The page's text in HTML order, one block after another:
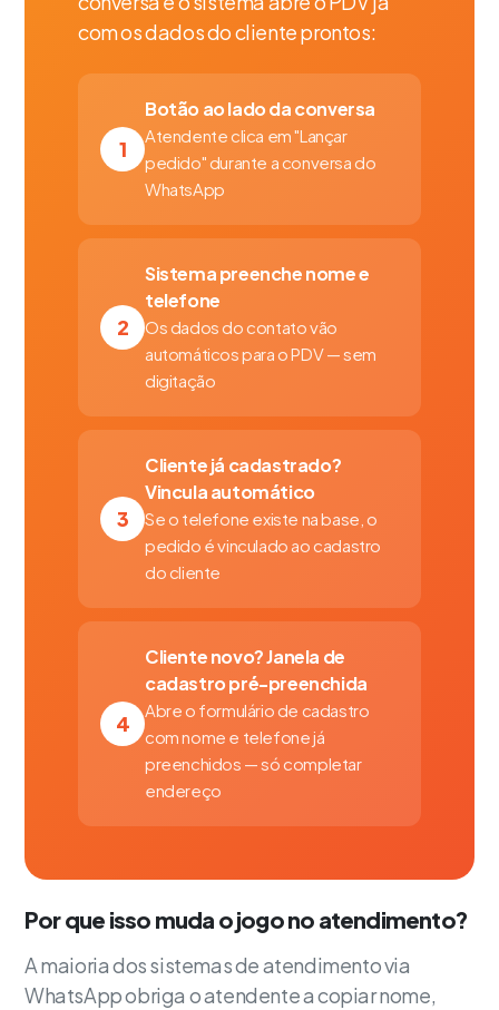
com os dados do cliente prontos:
1
Botão ao lado da conversa
Atendente clica em "Lançar
pedido" durante a conversa do
WhatsApp
2
Sistema preenche nome e
telefone
Os dados do contato vão
automáticos para o PDV — sem
digitação
3
Cliente já cadastrado?
Vincula automático
Se o telefone existe na base, o
pedido é vinculado ao cadastro
do cliente
4
Cliente novo? Janela de
cadastro pré-preenchida
Abre o formulário de cadastro
com nome e telefone já
preenchidos — só completar
endereço
Por que isso muda o jogo no atendimento?
A maioria dos sistemas de atendimento via
WhatsApp obriga o atendente a copiar nome,